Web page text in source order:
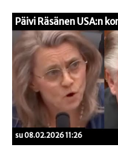
Päivi Räsänen USA:n
su 08.02.2026 11:26